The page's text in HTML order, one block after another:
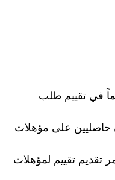
في تقييم طلب
حاصليين على مؤهلات
تقديم تقييم لمؤهلات